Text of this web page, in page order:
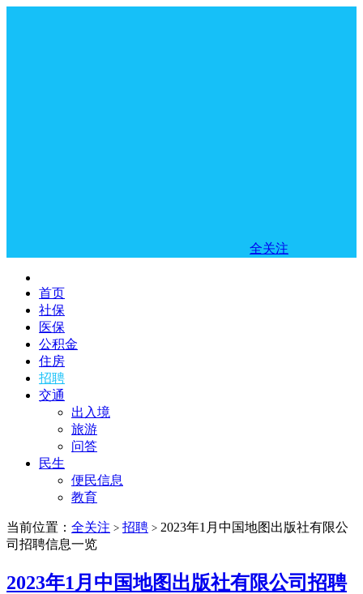
全关注
首页
社保
医保
公积金
住房
招聘
交通
出入境
旅游
问答
民生
便民信息
教育
当前位置： 全关注 > 招聘 > 2023年1月中国地图出版社有限公
司招聘信息一览
2023年1月中国地图出版社有限公司招聘